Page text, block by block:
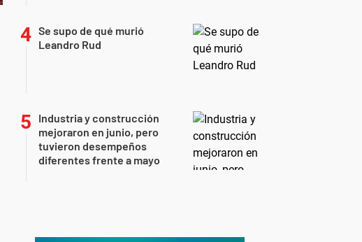
Se supo de qué murió
Leandro Rud
Industria y construcción
mejoraron en junio, pero
tuvieron desempeños
diferentes frente a mayo